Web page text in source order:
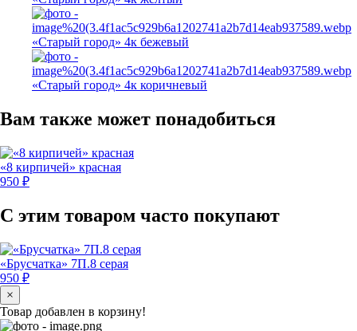
«Старый город» 4к бежевый
«Старый город» 4к коричневый
Вам также может понадобиться
«8 кирпичей» красная
950 ₽
С этим товаром часто покупают
«Брусчатка» 7П.8 серая
950 ₽
×
Товар добавлен в корзину!